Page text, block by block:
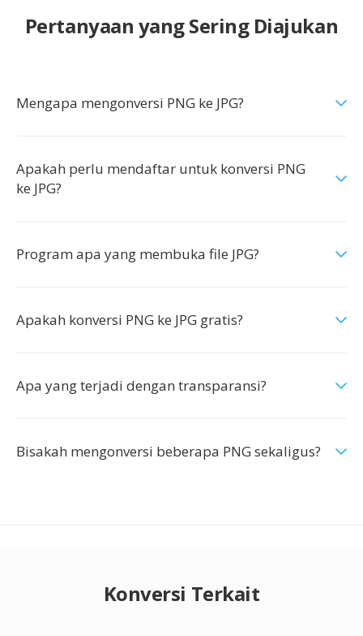
Pertanyaan yang Sering Diajukan
Mengapa mengonversi PNG ke JPG?
Apakah perlu mendaftar untuk konversi PNG
ke JPG?
Program apa yang membuka file JPG?
Apakah konversi PNG ke JPG gratis?
Apa yang terjadi dengan transparansi?
Bisakah mengonversi beberapa PNG sekaligus?
Konversi Terkait